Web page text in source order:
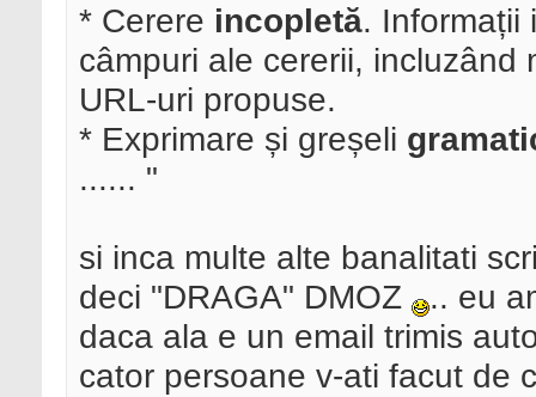
* Cerere incopletă. Informații
câmpuri ale cererii, incluzând
URL-uri propuse.
* Exprimare și greșeli
...... "
si inca multe alte banalitati
deci "DRAGA" DMOZ
.. eu
daca ala e un email trimis
cator persoane v-ati facut de